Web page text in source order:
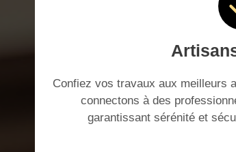
Confiez vos travaux aux meilleurs
connectons à des
garantissant sérénité et